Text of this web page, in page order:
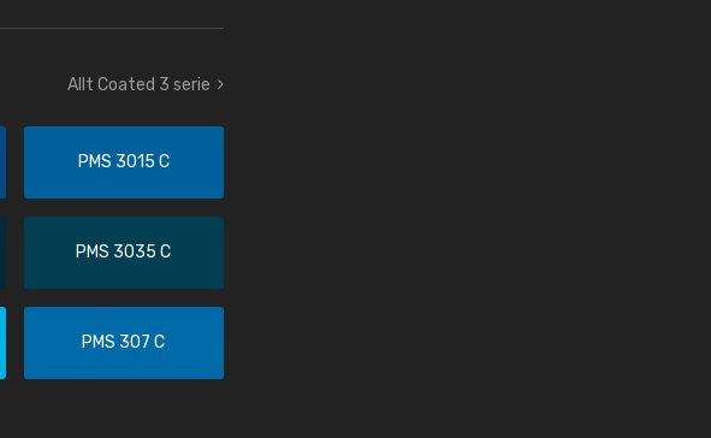
Allt Coated 3 serie
PMS 3015 C
PMS 3035 C
PMS 307 C